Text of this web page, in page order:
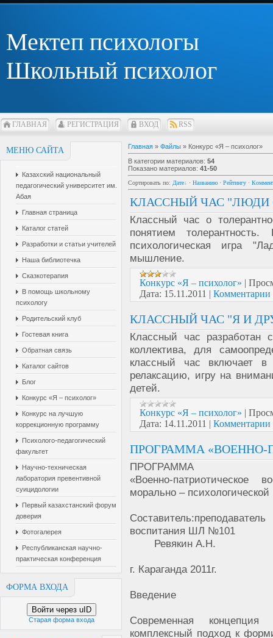
Мектеп психологы
Школьный психолог
ГЛАВНАЯ РЕГИСТРАЦИЯ ВХОД RSS
МЕНЮ САЙТА
Казахский национальный
педагогический университет им.
Абая
Главная страница
Каталог статей
Разработки и статьи учителей
Наша библиотечка
Сказкотерапия
В помощь школьному
психологу
Родительский клуб
Гостевая книга
Обратная связь
Каталог сайтов
Блог
Конкурс «Я – психолог»
Конкурс на лучшую
коррекционную программу
Психолого-педагогический
факультет
Научно-техническая
лаборатория превентивной
суицидологии
Первый казахстанский форум
доверия
Фотогалерея
Республиканская научно-
практическая конференция
ФОРМА ВХОДА
Войти через uID
Старая форма входа
Главная » Файлы » Конкурс «Я – психолог»
В категории материалов: 54
Показано материалов: 41-50
Сортировать по: Дате · Названию · Рейтингу ·
КЛАССНЫЙ ЧАС "ЛЮДИ
Классный час о
понятием
психологическая игра
мышление.
Конкурс «Я – психолог» |
Дата: 15.11.2011 | Комментарии
КЛАССНЫЙ ЧАС "Я И
Классный час разработан
коллектива, для
классный час включает
релаксацию, игру на
детей.
Конкурс «Я – психолог» |
Дата: 14.11.2011 | Комментарии
ПРОГРАММА «ВОЕННО-
ПРОГРАММА
«Военно-патриотическое
морально –
воспитания ШЛ №101
Ревякин А.Н.
г. Караганда 2011г.
Введение
Современная концепция
комплексный подход к